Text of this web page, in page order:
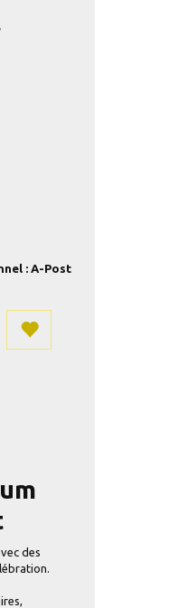
: A-Post
des